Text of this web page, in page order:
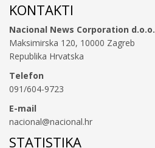
KONTAKTI
Nacional News Corporation d.o.o.
Maksimirska 120, 10000 Zagreb
Republika Hrvatska
Telefon
091/604-9723
E-mail
nacional@nacional.hr
STATISTIKA